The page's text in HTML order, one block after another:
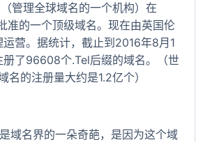
管理全球域名的一个机构）在
准的一个顶级域名。现在由英国伦
营。据统计，截止到2016年8月1
册了96608个.Tel后缀的域名。（世
名的注册量大约是1.2亿个）
域名界的一朵奇葩，是因为这个域